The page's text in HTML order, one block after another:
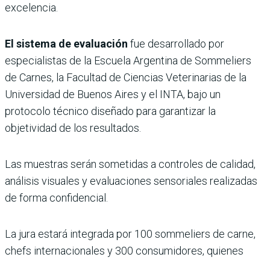
excelencia.
El sistema de evaluación fue desarrollado por
especialistas de la Escuela Argentina de Sommeliers
de Carnes, la Facultad de Ciencias Veterinarias de la
Universidad de Buenos Aires y el INTA, bajo un
protocolo técnico diseñado para garantizar la
objetividad de los resultados.
Las muestras serán sometidas a controles de calidad,
análisis visuales y evaluaciones sensoriales realizadas
de forma confidencial.
La jura estará integrada por 100 sommeliers de carne,
chefs internacionales y 300 consumidores, quienes